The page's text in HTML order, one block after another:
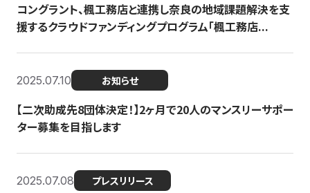
コングラント、楓工務店と連携し奈良の地域課題解決を支
援するクラウドファンディングプログラム「楓工務店...
2025.07.10 お知らせ
【二次助成先8団体決定！】2ヶ月で20人のマンスリーサポー
ター募集を目指します
2025.07.08 プレスリリース